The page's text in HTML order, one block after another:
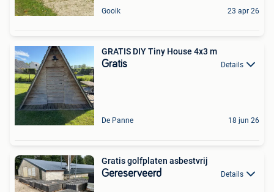
Gooik 23 apr 26
GRATIS DIY Tiny House 4x3 m
Gratis Details
De Panne 18 jun 26
Gratis golfplaten asbestvrij
Gereserveerd Details